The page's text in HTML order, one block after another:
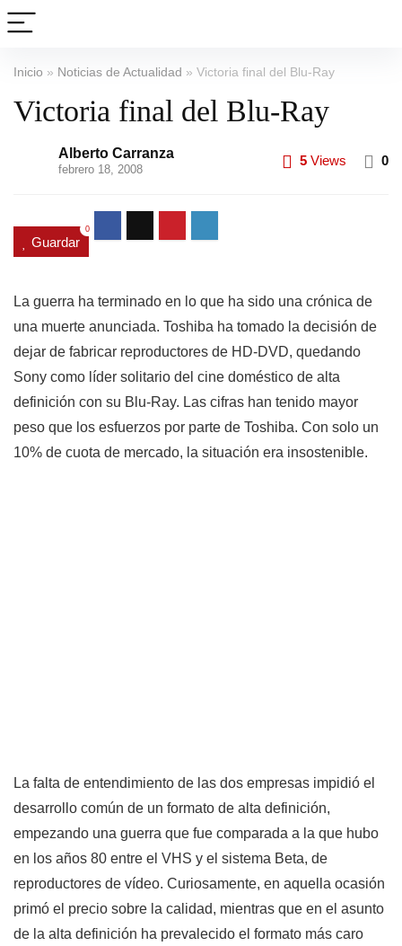
Inicio » Noticias de Actualidad » Victoria final del Blu-Ray
Victoria final del Blu-Ray
Alberto Carranza
febrero 18, 2008
5 Views 0
Guardar
0
La guerra ha terminado en lo que ha sido una crónica de
una muerte anunciada. Toshiba ha tomado la decisión de
dejar de fabricar reproductores de HD-DVD, quedando
Sony como líder solitario del cine doméstico de alta
definición con su Blu-Ray. Las cifras han tenido mayor
peso que los esfuerzos por parte de Toshiba. Con solo un
10% de cuota de mercado, la situación era insostenible.
La falta de entendimiento de las dos empresas impidió el
desarrollo común de un formato de alta definición,
empezando una guerra que fue comparada a la que hubo
en los años 80 entre el VHS y el sistema Beta, de
reproductores de vídeo. Curiosamente, en aquella ocasión
primó el precio sobre la calidad, mientras que en el asunto
de la alta definición ha prevalecido el formato más caro